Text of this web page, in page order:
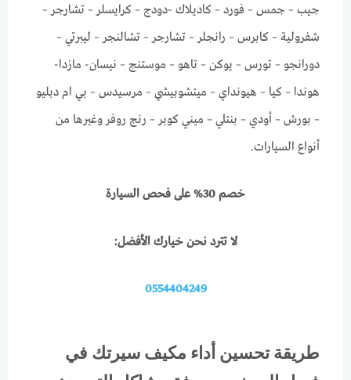
جيب – جمس – فورد – كاديلاك -دودج – كرايسلر – تشارجر –
شفرولية – كابرس – رانجلر – تشارجر – تشالنجر – ليبرتي –
دورانجو – تورس – يوكن – تاهو – موستنج – نيسان- مازدا-
هوندا – كيا – هيونداي – ميتشوبيشي – مرسيدس – بي ام دبليو
– بورش – أودي – بنتلي – ميني كوبر – رنج روفر وغيرها من
أنواع السيارات.
خصم 30% على فحص السيارة
لا تترد نحن خيارك الأفضل:
0554404249
طريقة تحسين أداء مكيف سيرتك في